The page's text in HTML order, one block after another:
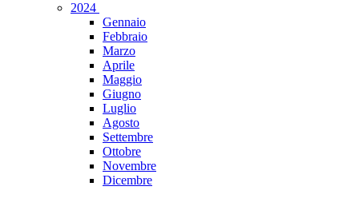
2024
Gennaio
Febbraio
Marzo
Aprile
Maggio
Giugno
Luglio
Agosto
Settembre
Ottobre
Novembre
Dicembre